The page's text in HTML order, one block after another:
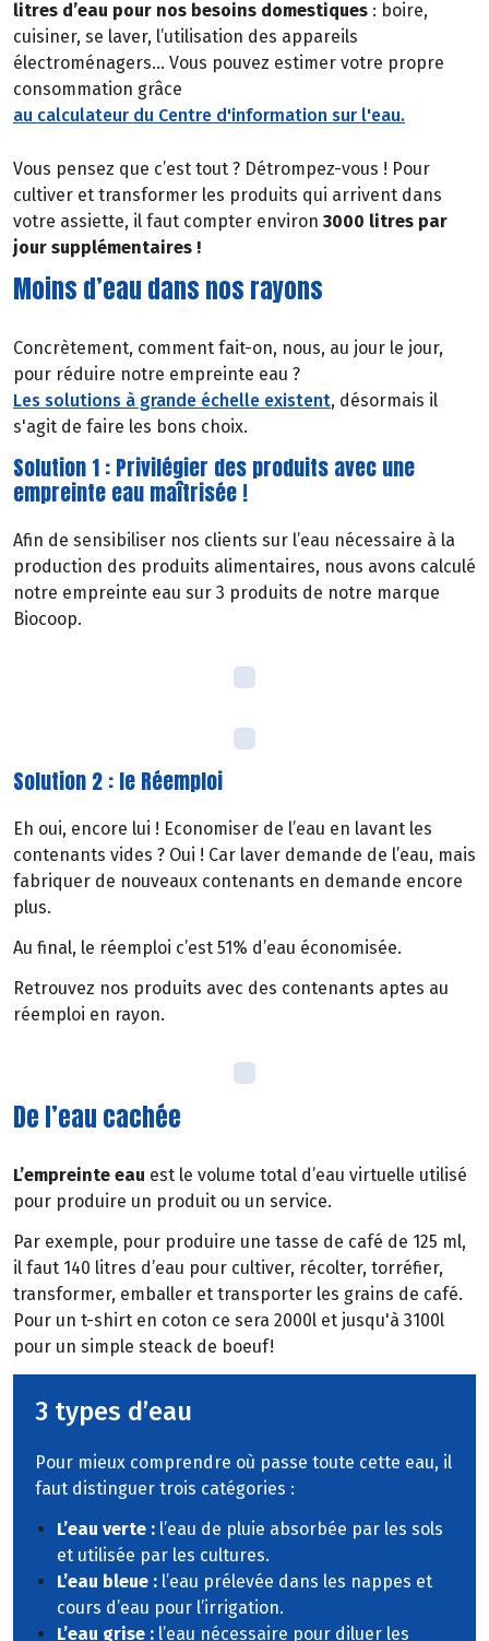
litres d’eau pour nos besoins domestiques : boire,
cuisiner, se laver, l’utilisation des appareils
électroménagers… Vous pouvez estimer votre propre
consommation grâce
au calculateur du Centre d'information sur l'eau.
Vous pensez que c’est tout ? Détrompez-vous ! Pour
cultiver et transformer les produits qui arrivent dans
votre assiette, il faut compter environ 3000 litres par
jour supplémentaires !
Moins d’eau dans nos rayons
Concrètement, comment fait-on, nous, au jour le jour,
pour réduire notre empreinte eau ?
Les solutions à grande échelle existent, désormais il
s'agit de faire les bons choix.
Solution 1 : Privilégier des produits avec une
empreinte eau maîtrisée !
Afin de sensibiliser nos clients sur l’eau nécessaire à la
production des produits alimentaires, nous avons calculé
notre empreinte eau sur 3 produits de notre marque
Biocoop.
Solution 2 : le Réemploi
Eh oui, encore lui ! Economiser de l’eau en lavant les
contenants vides ? Oui ! Car laver demande de l’eau, mais
fabriquer de nouveaux contenants en demande encore
plus.
Au final, le réemploi c’est 51% d’eau économisée.
Retrouvez nos produits avec des contenants aptes au
réemploi en rayon.
De l’eau cachée
L’empreinte eau est le volume total d’eau virtuelle utilisé
pour produire un produit ou un service.
Par exemple, pour produire une tasse de café de 125 ml,
il faut 140 litres d’eau pour cultiver, récolter, torréfier,
transformer, emballer et transporter les grains de café.
Pour un t-shirt en coton ce sera 2000l et jusqu'à 3100l
pour un simple steack de boeuf!
3 types d’eau
Pour mieux comprendre où passe toute cette eau, il
faut distinguer trois catégories :
L’eau verte : l’eau de pluie absorbée par les sols
et utilisée par les cultures.
L’eau bleue : l’eau prélevée dans les nappes et
cours d’eau pour l’irrigation.
L’eau grise : l’eau nécessaire pour diluer les